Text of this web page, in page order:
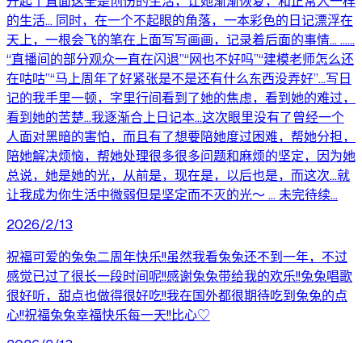
的生活... 同时，在一个不起眼的角落，一本彩色的日记漂浮在
天上，一根会飞的笔在上面写写画画，记录着后面的事情... ......
“直播间的部分观众一直在闪退”“网也不好吗”“建模老师怎么还
在咕咕”“马上周年了好紧张是不是还有什么东西没弄好”...写日
记的我手里一顿，字里行间看到了她的焦虑，看到她的难过，
看到她的苦楚...我逐渐合上日记本...这次眼里没有了曾经一个
人面对黑暗的害怕，而且有了想要陪她度过困难，帮她分担，
陪她解决烦恼，帮她处理很多很多问题和麻烦的坚定，因为她
总说，她是她的光，从前是，现在是，以后也是，而这次...就
让我成为你生活中微弱但是坚定而不灭的光～ ... 未完待续...
2026/2/13
祝福可爱的兔兔二周年快乐!!虽然我看兔兔还不到一年，不过
感觉已过了很长一段时间呢!!感谢兔兔带给我的欢乐!!兔兔唱歌
很好听，甜点也做得很好吃!!我在国外都很期待吃到兔兔的点
心!!祝福兔兔幸福快乐每一天!!比心♡